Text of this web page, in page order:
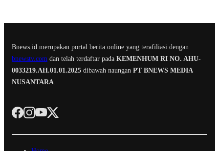
Bnews.id merupakan portal berita online yang terafiliasi dengan
bnewstv.com dan telah terdaftar pada KEMENHUM RI NO. AHU-
0033219.AH.01.01.2025 dibawah naungan PT BNEWS MEDIA
NUSANTARA.